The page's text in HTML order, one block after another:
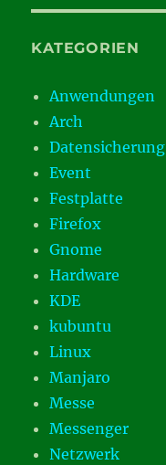
KATEGORIEN
Anwendungen
Arch
Datensicherung
Event
Festplatte
Firefox
Gnome
Hardware
KDE
kubuntu
Linux
Manjaro
Messe
Messenger
Netzwerk